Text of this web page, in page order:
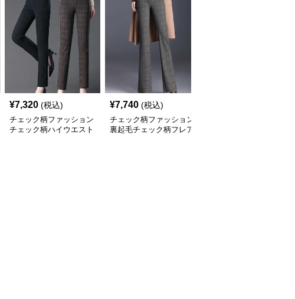
¥7,320 (税込)
チェック柄ファッション
チェック柄ハイウエスト
¥7,740 (税込)
チェック柄ファッション
裏起毛チェック柄フレア